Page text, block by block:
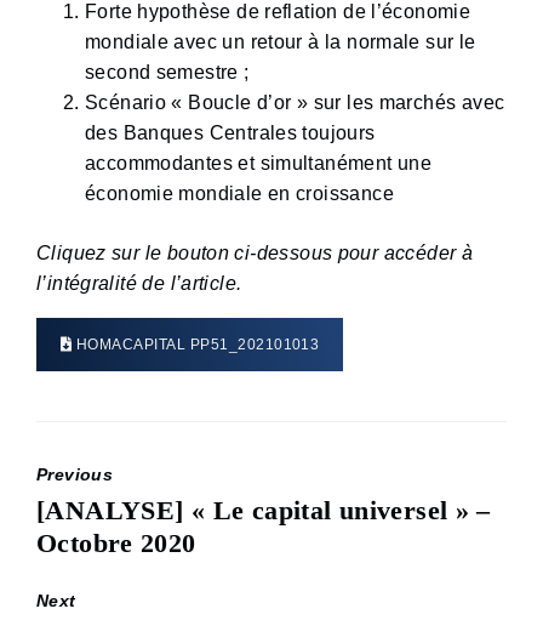
Forte hypothèse de reflation de l’économie
mondiale avec un retour à la normale sur le
second semestre ;
Scénario « Boucle d’or » sur les marchés avec
des Banques Centrales toujours
accommodantes et simultanément une
économie mondiale en croissance
Cliquez sur le bouton ci-dessous pour accéder à
l’intégralité de l’article.
HOMACAPITAL PP51_202101013
Previous
Previous
post:
[ANALYSE] « Le capital universel » –
Octobre 2020
Next